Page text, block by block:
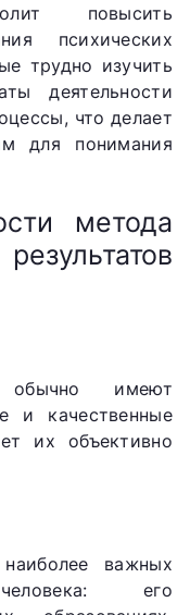
повысить
психических
трудно изучить
деятельности
что делает
для понимания
метода
обычно имеют
и качественные
их объективно
важных
его